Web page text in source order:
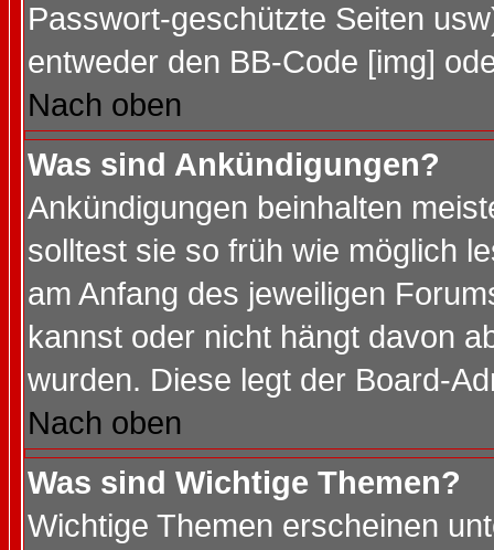
Passwort-geschützte Seiten
entweder den BB-Code [img]
Nach oben
Was sind Ankündigungen?
Ankündigungen beinhalten
solltest sie so früh wie möglich
am Anfang des jeweiligen
kannst oder nicht hängt davon
wurden. Diese legt der Board-
Nach oben
Was sind Wichtige Themen?
Wichtige Themen erscheinen